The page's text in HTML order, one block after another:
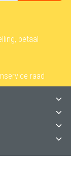
betaal
raad